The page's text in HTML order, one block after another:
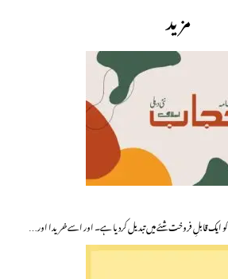
مزید
کو ایک قابلِ فروخت شئے میں تبدیل کردیا ہے۔ اور اسے خریدا اور…